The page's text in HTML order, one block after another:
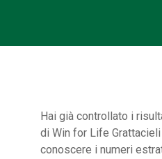
Hai già controllato i
di Win for Life
conoscere i numeri